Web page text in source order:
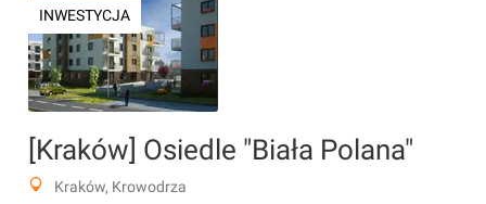
INWESTYCJA
[Kraków] Osiedle "Biała Polana"
Kraków, Krowodrza